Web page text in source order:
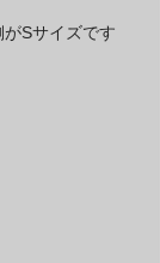
Sサイズです